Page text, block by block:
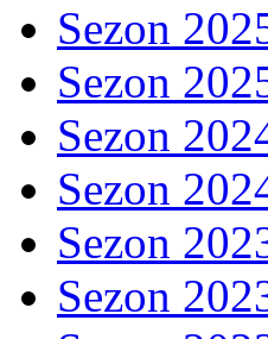
Sezon
Sezon
Sezon
Sezon
Sezon
Sezon